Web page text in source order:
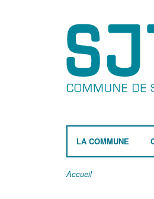
LA COMMUNE
Accueil